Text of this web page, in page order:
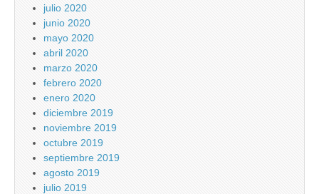
julio 2020
junio 2020
mayo 2020
abril 2020
marzo 2020
febrero 2020
enero 2020
diciembre 2019
noviembre 2019
octubre 2019
septiembre 2019
agosto 2019
julio 2019